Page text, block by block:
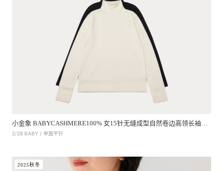
小金象 BABYCASHMERE100% 女15针无缝成型自然卷边高领长袖打底衫
2/28 BABY / 单面平针
2025秋冬